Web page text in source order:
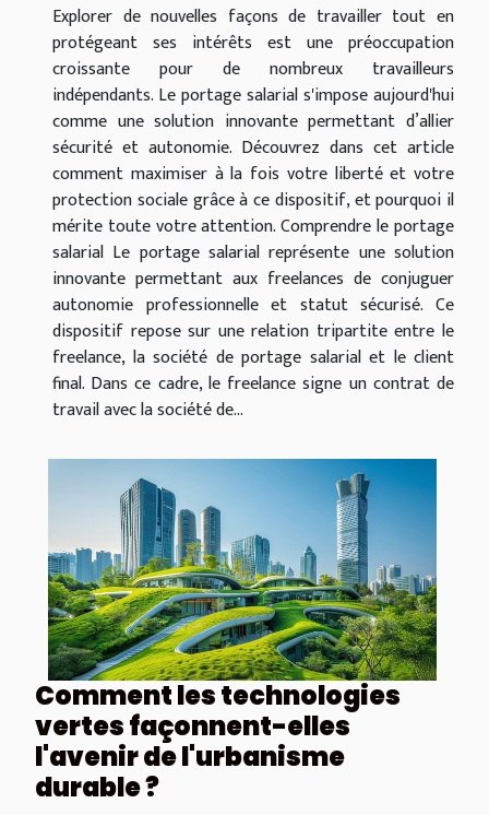
Explorer de nouvelles façons de travailler tout en
protégeant ses intérêts est une préoccupation
croissante pour de nombreux travailleurs
indépendants. Le portage salarial s'impose aujourd'hui
comme une solution innovante permettant d’allier
sécurité et autonomie. Découvrez dans cet article
comment maximiser à la fois votre liberté et votre
protection sociale grâce à ce dispositif, et pourquoi il
mérite toute votre attention. Comprendre le portage
salarial Le portage salarial représente une solution
innovante permettant aux freelances de conjuguer
autonomie professionnelle et statut sécurisé. Ce
dispositif repose sur une relation tripartite entre le
freelance, la société de portage salarial et le client
final. Dans ce cadre, le freelance signe un contrat de
travail avec la société de...
Comment les technologies
vertes façonnent-elles
l'avenir de l'urbanisme
durable ?